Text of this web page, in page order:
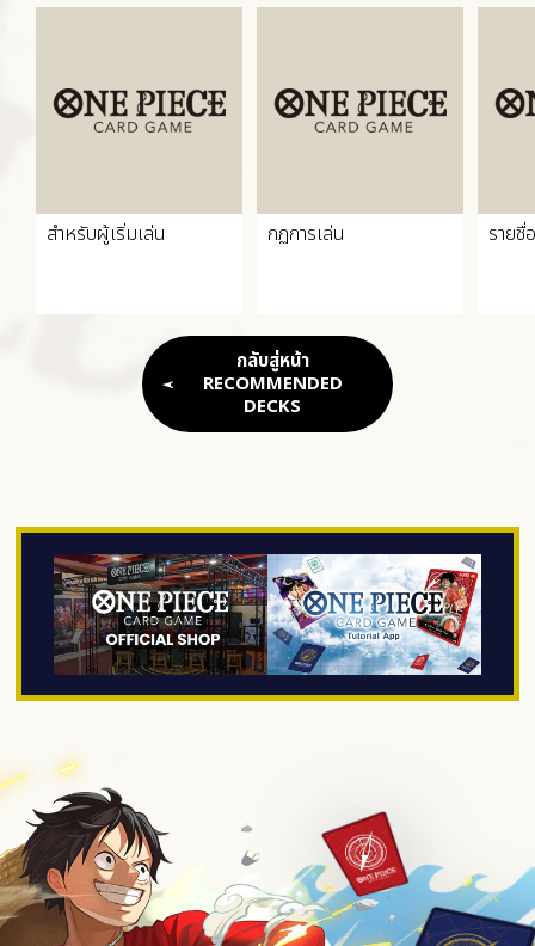
สำหรับผู้เริ่มเล่น กฏการเล่น รายชื่
กลับสู่หน้า
RECOMMENDED
DECKS